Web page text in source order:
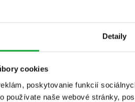
Detaily
cookies
poskytovanie funkcií
používate naše webové stránky,